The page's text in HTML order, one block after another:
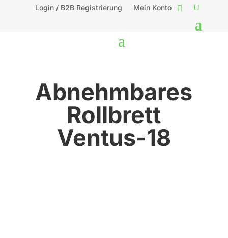
Login / B2B Registrierung Mein Konto
Abnehmbares
Rollbrett
Ventus-18